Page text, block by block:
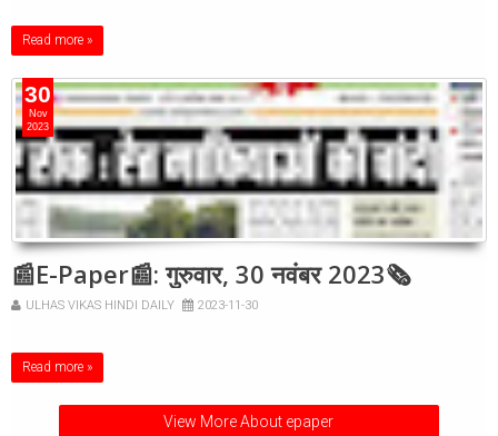
Read more »
30
Nov
2023
📰E-Paper📰: गुरुवार, 30 नवंबर 2023🗞
ULHAS VIKAS HINDI DAILY 2023-11-30
Read more »
View More About epaper